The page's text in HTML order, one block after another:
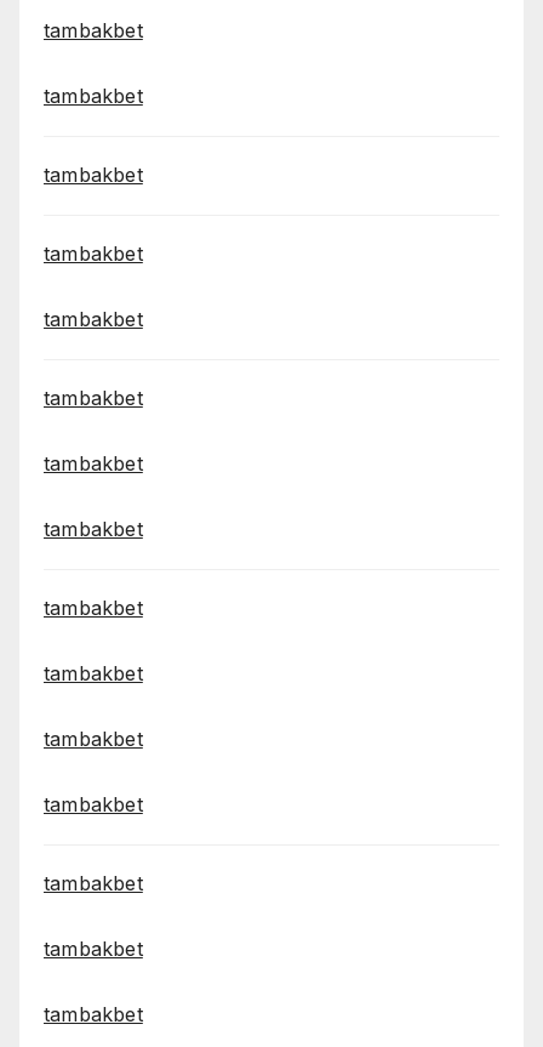
tambakbet
tambakbet
tambakbet
tambakbet
tambakbet
tambakbet
tambakbet
tambakbet
tambakbet
tambakbet
tambakbet
tambakbet
tambakbet
tambakbet
tambakbet